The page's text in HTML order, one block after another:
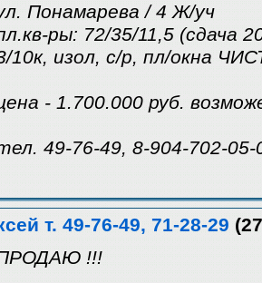
Понамарева / 4 Ж/уч
ры: 72/35/11,5 (сдача
10к, изол, с/р, пл/окна
- 1.700.000 руб.
49-76-49, 8-904-702-05-
т. 49-76-49, 71-28-29
!!!